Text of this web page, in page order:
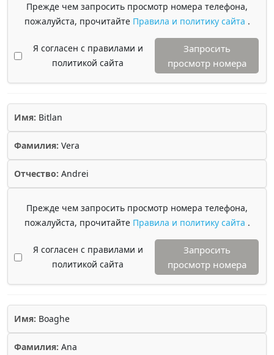
Прежде чем запросить просмотр номера телефона,
пожалуйста, прочитайте Правила и политику сайта .
Я согласен с правилами и
политикой сайта
Запросить
просмотр номера
Имя: Bitlan
Фамилия: Vera
Отчество: Andrei
Прежде чем запросить просмотр номера телефона,
пожалуйста, прочитайте Правила и политику сайта .
Я согласен с правилами и
политикой сайта
Запросить
просмотр номера
Имя: Boaghe
Фамилия: Ana